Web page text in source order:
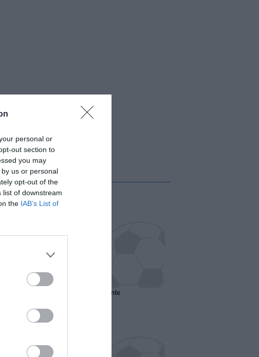
personal or
out section to
you may
us or personal
opt-out of the
list of downstream
the IAB’s List of
Francia, il Marsiglia senza presidente